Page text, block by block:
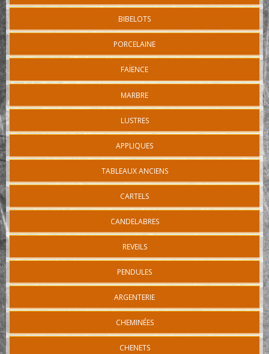
BIBELOTS
PORCELAINE
FAÏENCE
MARBRE
LUSTRES
APPLIQUES
TABLEAUX ANCIENS
CARTELS
CANDELABRES
REVEILS
PENDULES
ARGENTERIE
CHEMINÉES
CHENETS